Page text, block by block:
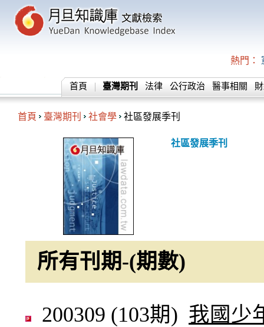
熱門：
首頁 臺灣期刊 法律 公行政治 醫事相關
首頁 臺灣期刊 社會學 社區發展季刊
社區發展季刊
所有刊期-(期數)
200309 (103期) 我國少